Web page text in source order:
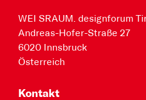
WEI SRAUM. designforum
Andreas-Hofer-Straße 27
6020 Innsbruck
Österreich
Kontakt